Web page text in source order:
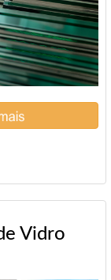
Vidro